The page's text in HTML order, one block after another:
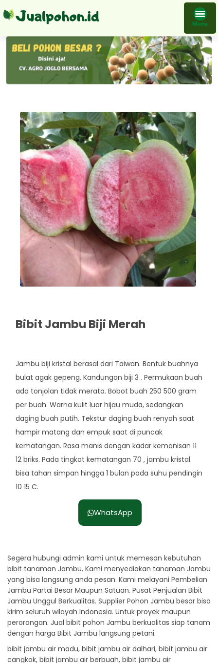
Bibit Jambu Biji Kristal Merah Tanpa Hasil Okulasi Cepat Berbuah Langsung Kirim
Bibit Jambu Biji Merah
Jambu biji kristal berasal dari Taiwan. Bentuk buahnya
bulat agak gepeng. Kandungan biji 3 . Permukaan buah
ada tonjolan tidak merata. Bobot buah 250 500 gram
per buah. Warna kulit luar hijau muda, sedangkan
daging buah putih. Tekstur daging buah renyah saat
hampir matang dan empuk saat di puncak
kematangan. Rasa manis dengan kadar kemanisan 11
12 briks. Pada tingkat kematangan 70 , jambu kristal
bisa tahan simpan hingga 1 bulan pada suhu pendingin
10 15 C.
WhatsApp
Segera hubungi admin kami untuk memesan kebutuhan
bibit tanaman Jambu. Kami menyediakan tanaman Jambu
yang bisa langsung anda pesan. Kami melayani Pembelian
Jambu Partai Besar Maupun Satuan. Pusat Penjualan Bibit
Jambu Unggul Berkualitas. Supplier Pohon Jambu besar bisa
kirim seluruh wilayah Indonesia. Untuk proyek maupun
perorangan. Jual bibit pohon Jambu berkualitas siap tanam
dengan harga Bibit Jambu langsung petani.
bibit jambu air madu, bibit jambu air dalhari, bibit jambu air
cangkok, bibit jambu air berbuah, bibit jambu air